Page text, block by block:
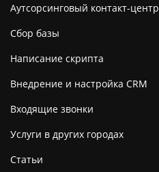
Аутсорсинговый контакт-центр
Сбор базы
Написание скрипта
Внедрение и настройка CRM
Входящие звонки
Услуги в других городах
Статьи